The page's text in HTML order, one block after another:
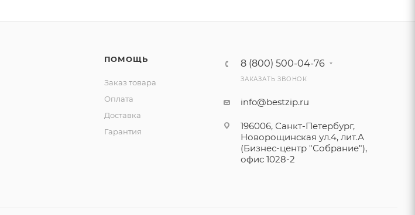
ПОМОЩЬ
Заказ товара
Оплата
Доставка
Гарантия
8 (800) 500-04-76
ЗАКАЗАТЬ ЗВОНОК
info@bestzip.ru
196006, Санкт-Петербург,
Новорощинская ул.4, лит.А
(Бизнес-центр "Собрание"),
офис 1028-2